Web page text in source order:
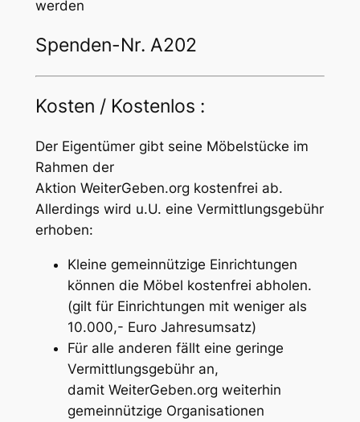
werden
Spenden-Nr. A202
Kosten / Kostenlos :
Der Eigentümer gibt seine Möbelstücke im
Rahmen der
Aktion WeiterGeben.org kostenfrei ab.
Allerdings wird u.U. eine Vermittlungsgebühr
erhoben:
Kleine gemeinnützige Einrichtungen
können die Möbel kostenfrei abholen.
(gilt für Einrichtungen mit weniger als
10.000,- Euro Jahresumsatz)
Für alle anderen fällt eine geringe
Vermittlungsgebühr an,
damit WeiterGeben.org weiterhin
gemeinnützige Organisationen